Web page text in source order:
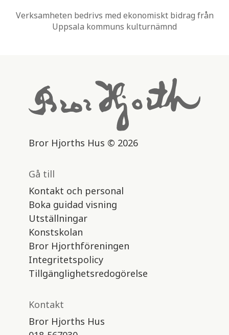
Verksamheten bedrivs med ekonomiskt bidrag från
Uppsala kommuns kulturnämnd
Bror Hjorths Hus © 2026
Gå till
Kontakt och personal
Boka guidad visning
Utställningar
Konstskolan
Bror Hjorthföreningen
Integritetspolicy
Tillgänglighetsredogörelse
Kontakt
Bror Hjorths Hus